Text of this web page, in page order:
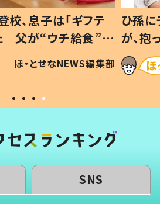
、息子は「ギフテ
父が“ウチ給食”を
理由とは #令和の親
ほ・とせなNEWS編集部
ひ孫
が、
「涙が
い」
SNS